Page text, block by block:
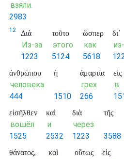
взяли.
2983
12 Διὰ
Из-за
1223
τοῦτο
этого
5124
ὥσπερ
как
5618
δι᾽
ἀνθρώπου
человека
444
ἡ
1510
ἁμαρτία
грех
266
εἰς
в
εἰσῆλθεν
вошёл
1525
καὶ
и
2532
διὰ
через
1223
τῆς
3588
θάνατος, καὶ οὕτως εἰς